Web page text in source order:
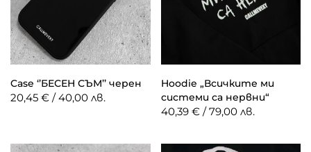
Case ‘’БЕСЕН СЪМ’’ черен
20,45 € / 40,00 лв.
Hoodie „Всичките ми
системи са нервни“
40,39 € / 79,00 лв.